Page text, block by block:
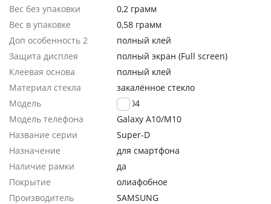
Вес без упаковки
0,2 грамм
Вес в упаковке
0,58 грамм
Доп особенность 2
полный клей
Защита дисплея
полный экран (Full screen)
Клеевая основа
полный клей
Материал стекла
закалённое стекло
Модель
GL-04
Модель телефона
Galaxy A10/M10
Название серии
Super-D
Назначение
для смартфона
Наличие рамки
да
Покрытие
олиафобное
Производитель
SAMSUNG